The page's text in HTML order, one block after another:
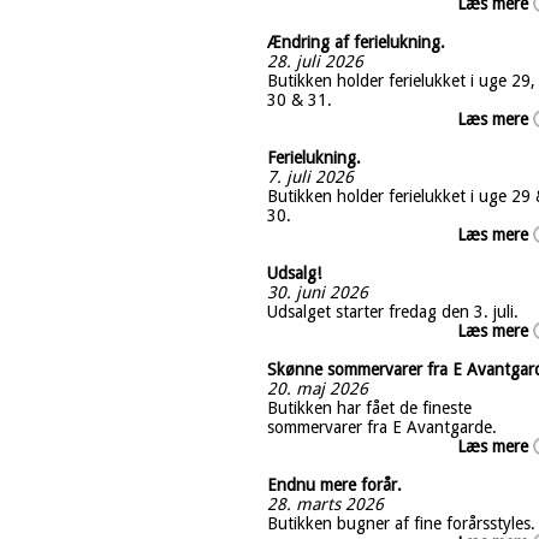
Ændring af ferielukning.
28. juli 2026
Butikken holder ferielukket i uge 29,
30 & 31.
Læs mere
Ferielukning.
7. juli 2026
Butikken holder ferielukket i uge 29
30.
Læs mere
Udsalg!
30. juni 2026
Udsalget starter fredag den 3. juli.
Læs mere
Skønne sommervarer fra E
20. maj 2026
Butikken har fået de fineste
sommervarer fra E Avantgarde.
Læs mere
Endnu mere forår.
28. marts 2026
Butikken bugner af fine forårsstyles.